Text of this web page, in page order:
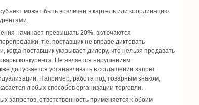
может быть вовлечен в картель или координацию.
начинает превышать 20%, включаются
т.е. поставщик не вправе диктовать
поставщик указывает дилеру, что нельзя продавать
конкурента. Не является нарушением
допускается устанавливать в соглашении запрет
Например, работа под товарным знаком,
любых способов организации торговли.
запретов, ответственность применяется к обоим